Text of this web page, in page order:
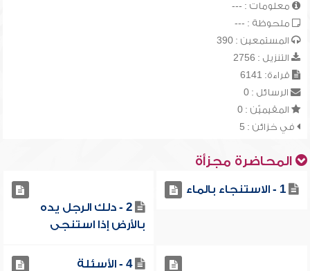
معلومات : ---
ملحوظة : ---
المستمعين : 390
التنزيل : 2756
قراءة: 6141
الرسائل : 0
المقيميّن : 0
في خزائن : 5
المحاضرة مجزأة
1 - الاستنجاء بالماء
2 - دلك الرجل يده
بالأرض إذا استنجى
4 - الأسئلة